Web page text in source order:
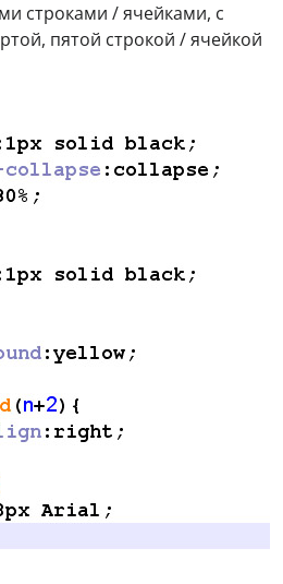
строками / ячейками, с
пятой строкой / ячейкой